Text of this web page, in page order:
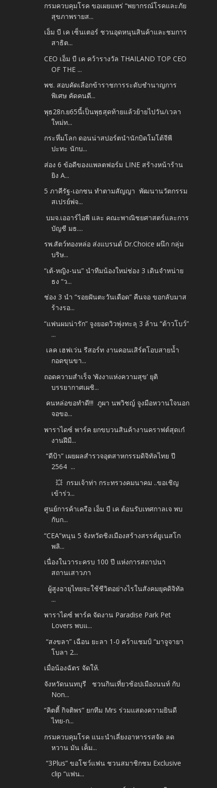
กรมควบคุมโรค ขอเผยแพร่ “พยากรณ์โรคและภัย
สุขภาพรายส...
เอ็ม บี เค เซ็นเตอร์ ชวนอุดหนุนสินค้าและชมการ
สาธิต...
CEO เอ็ม บี เค คว้ารางวัล THAILAND TOP CEO
OF THE ...
พช. สอบคัดเลือกข้าราชการระดับชำนาญการ
พิเศษ คัดคนดี...
พุธ28ก.ย65นี้เป็นพุธสุดท้ายแล้วย้ายไปวัน/เวลา
ใหม่ท...
กระหึ่มโลก ดอนน่าสปอร์ตนำนักบิดโมโต้จีพี
ปะทะ นักบ...
ส่อง 6 ข้อดีของแพลตฟอร์ม LINE สร้างหน้าร้าน
ยิง A...
5 ภาคีรัฐ-เอกชน ทำตามสัญญา พัฒนานวัตกรรม
สเปรย์พ่จ...
บมจ.เออาร์ไอพี และ คณะพาณิชยศาสตร์และการ
บัญชี มธ....
รพ.สัตว์ทองหล่อ ส่งแบรนด์ Dr.Choice ผนึก กลุ่ม
บริษ...
“เต้-หญิง-นน” นำทีมน้องใหม่ช่อง 3 เดินจำหน่าย
ธง “ว...
ช่อง 3 นำ “รอยฝันตะวันเดือด” คืนจอ ขอกลับมาส
ร้างรอ...
“แฟนผมน่ารัก” จูงยอดวิวพุ่งทะลุ 3 ล้าน “ต้าวโบว์”
...
เลค เฮฟเว่น รีสอร์ท งานคอนเสิร์ตโอบสายน้ำ
กอดขุนขา...
ถอดความสำเร็จ ‘พังงาแห่งความสุข’ ยุติ
บรรยากาศเผชิ...
คนหล่อขอทำดี!!! ภูผา นพวิชญ์ จูงมือหวานใจนอก
จอขอ...
พาราไดซ์ พาร์ค ยกขบวนสินค้างานคราฟต์สุดเก๋
งานฝีมื...
“ดีป้า” เผยผลสำรวจอุตสาหกรรมดิจิทัลไทย ปี
2564 ...
💥 กรมเจ้าท่า กระทรวงคมนาคม ..ขอเชิญ
เข้าร่ว...
ศูนย์การค้าเครือ เอ็ม บี เค ต้อนรับเทศกาลเจ พบ
กับก...
“CEA”หนุน 5 จังหวัดชิงเมืองสร้างสรรค์ยูเนสโก
พลิ...
เนื่องในวาระครบ 100 ปี แห่งการสถาปนา
สถานเสาวภา
ผู้สูงอายุไทยจะใช้ชีวิตอย่างไรในสังคมยุคดิจิทัล
...
พาราไดซ์ พาร์ค จัดงาน Paradise Park Pet
Lovers พบแ...
“สงขลา” เฉือน ยะลา 1-0 คว้าแชมป์ “มาจูจายา
โบลา 2...
เมื่อน้องฉัตร จัดให้.
จังหวัดนนทบุรี ชวนกินเที่ยวช้อปเมืองนนท์ กับ
Non...
“คิตตี้ กิจติพร” ยกทีม Mrs ร่วมแสดงความยินดี
ไทย-ก...
กรมควบคุมโรค แนะนำเลี่ยงอาหารรสจัด ลด
หวาน มัน เค็ม...
“3Plus” ขอโชว์แฟน ชวนสมาชิกชม Exclusive
clip “แฟน...